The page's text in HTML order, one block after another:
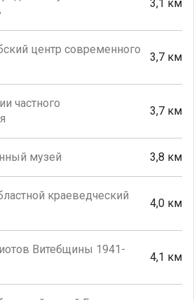
3,1 км
центр современного
3,7 км
частного
3,7 км
музей 3,8 км
краеведческий
4,0 км
Витебщины 1941-
4,1 км